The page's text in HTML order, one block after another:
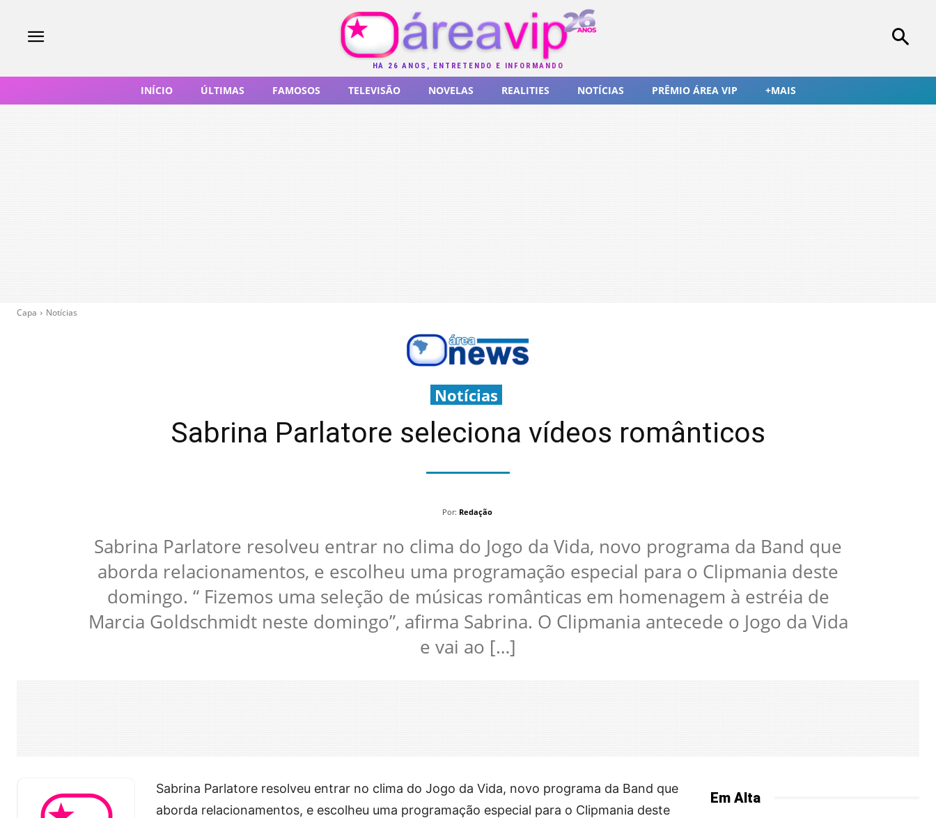
HÁ 26 ANOS, ENTRETENDO E INFORMANDO
INÍCIO ÚLTIMAS FAMOSOS TELEVISÃO NOVELAS REALITIES NOTÍCIAS PRÊMIO ÁREA VIP +MAIS
Capa Notícias
Notícias
Sabrina Parlatore seleciona vídeos românticos
Por: Redação
Sabrina Parlatore resolveu entrar no clima do Jogo da Vida, novo programa da Band que
aborda relacionamentos, e escolheu uma programação especial para o Clipmania deste
domingo. “ Fizemos uma seleção de músicas românticas em homenagem à estréia de
Marcia Goldschmidt neste domingo”, afirma Sabrina. O Clipmania antecede o Jogo da Vida
e vai ao […]
Sabrina Parlatore resolveu entrar no clima do Jogo da Vida, novo programa da Band que
aborda relacionamentos, e escolheu uma programação especial para o Clipmania deste
Em Alta